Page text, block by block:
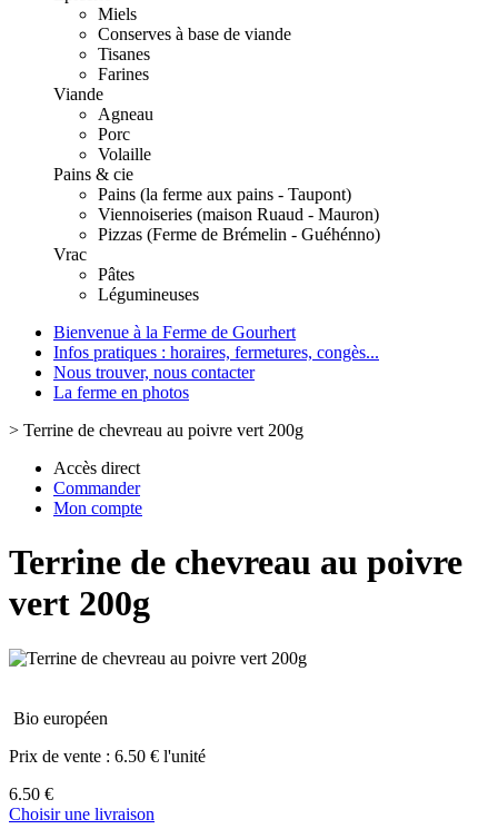
Miels
Conserves à base de viande
Tisanes
Farines
Viande
Agneau
Porc
Volaille
Pains & cie
Pains (la ferme aux pains - Taupont)
Viennoiseries (maison Ruaud - Mauron)
Pizzas (Ferme de Brémelin - Guéhénno)
Vrac
Pâtes
Légumineuses
Bienvenue à la Ferme de Gourhert
Infos pratiques : horaires, fermetures, congès...
Nous trouver, nous contacter
La ferme en photos
> Terrine de chevreau au poivre vert 200g
Accès direct
Commander
Mon compte
Terrine de chevreau au poivre
vert 200g
Bio européen
Prix de vente : 6.50 € l'unité
6.50 €
Choisir une livraison